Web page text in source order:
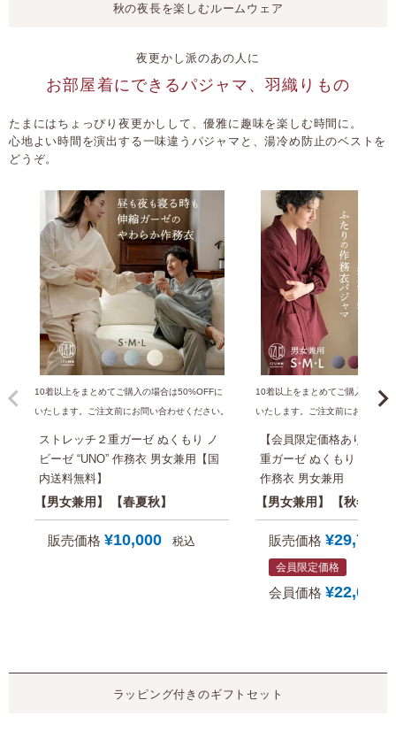
秋の夜長を楽しむルームウェア
夜更かし派のあの人に
お部屋着にできるパジャマ、羽織りもの
たまにはちょっぴり夜更かしして、優雅に趣味を楽しむ時間に。
心地よい時間を演出する一味違うパジャマと、湯冷め防止のベストを
どうぞ。
10着以上をまとめてご購入の場合は50%OFFに
いたします。ご注文前にお問い合わせください。
ストレッチ２重ガーゼ ぬくもり ノ
ビーゼ “UNO” 作務衣 男女兼用【国
内送料無料】
男女兼用 春夏秋
販売価格 ¥10,000 税込
10着以上をまとめてご購入の場合
いたします。ご注文前にお問い合
【会員限定価格あり】ス
重ガーゼ ぬくもり ノビー
作務衣 男女兼用
男女兼用 秋冬
販売価格 ¥29,700
会員限定価格
会員価格 ¥22,000
ラッピング付きのギフトセット